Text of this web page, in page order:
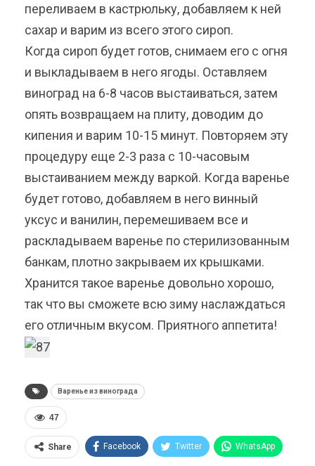
переливаем в кастрюльку, добавляем к ней
сахар и варим из всего этого сироп.
Когда сироп будет готов, снимаем его с огня
и выкладываем в него ягоды. Оставляем
виноград на 6-8 часов выстаиваться, затем
опять возвращаем на плиту, доводим до
кипения и варим 10-15 минут. Повторяем эту
процедуру еще 2-3 раза с 10-часовым
выстаиванием между варкой. Когда варенье
будет готово, добавляем в него винный
уксус и ванилин, перемешиваем все и
раскладываем варенье по стерилизованным
банкам, плотно закрываем их крышками.
Хранится такое варенье довольно хорошо,
так что вы сможете всю зиму наслаждаться
его отличным вкусом. Приятного аппетита!
Варенье из винограда
47
Share Facebook Twitter WhatsApp